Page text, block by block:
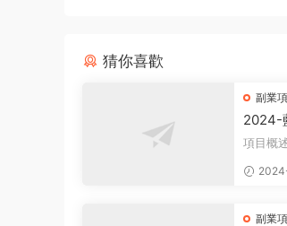
猜你喜歡
副業
2024-
日入
項目概述 各位好，在此向您介紹
衆所周
副業